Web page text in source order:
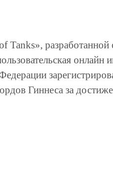
разработанной
онлайн
Гиннеса за